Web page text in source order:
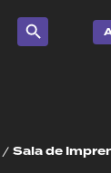
/ Sala de